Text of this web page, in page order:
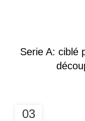
Serie A: ciblé
03